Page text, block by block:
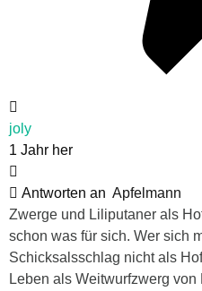
joly
1 Jahr her
Antworten an Apfelmann
Zwerge und Liliputaner als
schon was für sich. Wer sich
Schicksalsschlag nicht als
Leben als Weitwurfzwerg von